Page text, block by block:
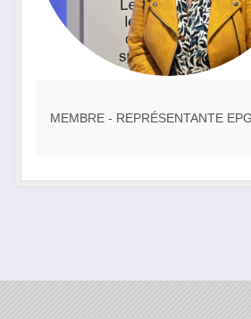
MEMBRE - REPRÉSENTANTE